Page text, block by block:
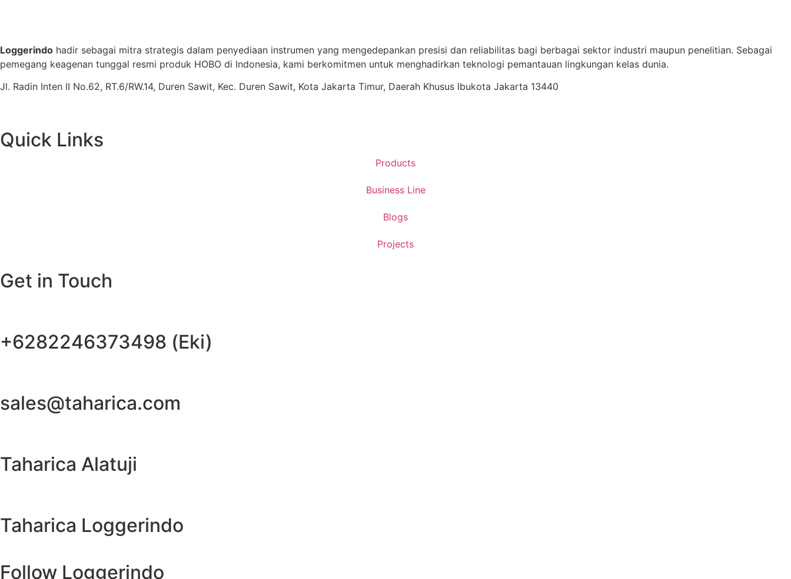
Loggerindo hadir sebagai mitra strategis dalam penyediaan instrumen yang mengedepankan presisi dan reliabilitas bagi berbagai sektor industri maupun penelitian. Sebagai
pemegang keagenan tunggal resmi produk HOBO di Indonesia, kami berkomitmen untuk menghadirkan teknologi pemantauan lingkungan kelas dunia.
Jl. Radin Inten II No.62, RT.6/RW.14, Duren Sawit, Kec. Duren Sawit, Kota Jakarta Timur, Daerah Khusus Ibukota Jakarta 13440
Quick Links
Products
Business Line
Blogs
Projects
Get in Touch
+6282246373498 (Eki)
sales@taharica.com
Taharica Alatuji
Taharica Loggerindo
Follow Loggerindo